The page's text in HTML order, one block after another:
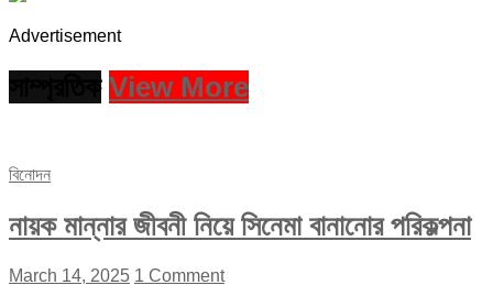
Advertisement
View More
বিনোদন
নায়ক মান্নার জীবনী নিয়ে সিনেমা বানানোর পরিকল্পনা
March 14, 2025 1 Comment